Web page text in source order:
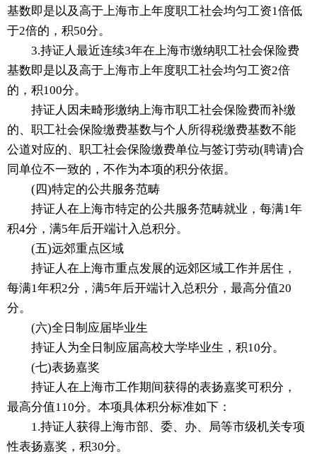
基数即是以及高于上海市上年度职工社会均匀工资1倍低
于2倍的，积50分。
3.持证人最近连续3年在上海市缴纳职工社会保险费
基数即是以及高于上海市上年度职工社会均匀工资2倍
的，积100分。
持证人因未畸形缴纳上海市职工社会保险费而补缴
的、职工社会保险缴费基数与个人所得税缴费基数不能
公道对应的、职工社会保险缴费单位与签订劳动(聘请)合
同单位不一致的，不作为本项的积分依据。
(四)特定的公共服务范畴
持证人在上海市特定的公共服务范畴就业，每满1年
积4分，满5年后开端计入总积分。
(五)远郊重点区域
持证人在上海市重点发展的远郊区域工作并居住，
每满1年积2分，满5年后开端计入总积分，最高分值20
分。
(六)全日制应届毕业生
持证人为全日制应届高校大学毕业生，积10分。
(七)表扬嘉奖
持证人在上海市工作期间获得的表扬嘉奖可积分，
最高分值110分。本项具体积分标准如下：
1.持证人获得上海市部、委、办、局等市级机关专项
性表扬嘉奖，积30分。